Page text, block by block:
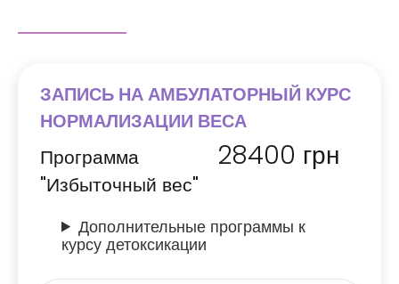
ЗАПИСЬ НА АМБУЛАТОРНЫЙ КУРС
НОРМАЛИЗАЦИИ ВЕСА
Программа
"Избыточный вес"
28400 грн
Дополнительные программы к
курсу детоксикации